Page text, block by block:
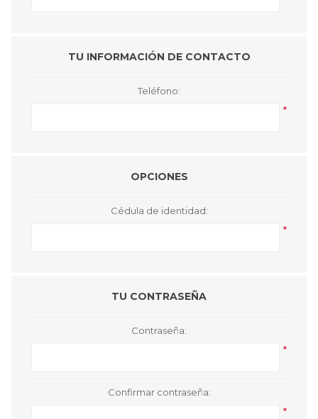
TU INFORMACIÓN DE CONTACTO
Teléfono:
*
OPCIONES
Cédula de identidad:
*
TU CONTRASEÑA
Contraseña:
*
Confirmar contraseña:
*